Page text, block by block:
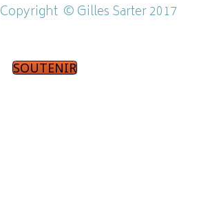
Copyright ©Gilles Sarter 2017
SOUTENIR